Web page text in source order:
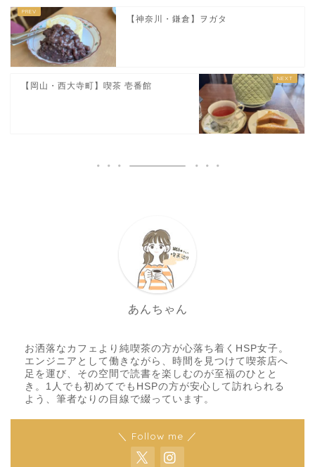
【神奈川・鎌倉】ヲガタ
【岡山・西大寺町】喫茶 壱番館
あんちゃん
お洒落なカフェより純喫茶の方が心落ち着くHSP女子。
エンジニアとして働きながら、時間を見つけて喫茶店へ
足を運び、その空間で読書を楽しむのが至福のひとと
き。1人でも初めてでもHSPの方が安心して訪れられる
よう、筆者なりの目線で綴っています。
＼ Follow me ／